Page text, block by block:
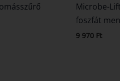
Microbe-
foszfát
9 970 Ft